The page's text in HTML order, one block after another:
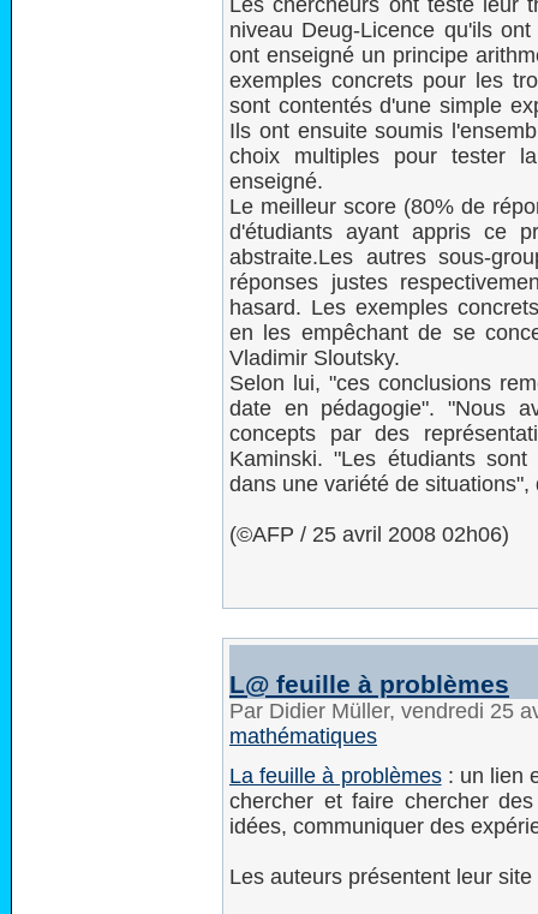
Les chercheurs ont testé leur
niveau Deug-Licence qu'ils
ont enseigné un principe
exemples concrets pour les
sont contentés d'une simple
Ils ont ensuite soumis
choix multiples pour tester
enseigné.
Le meilleur score (80% de
d'étudiants ayant appris ce
abstraite.Les autres sous-
réponses justes
hasard. Les exemples
en les empêchant de se
Vladimir Sloutsky.
Selon lui, "ces conclusions
date en pédagogie". "Nous
concepts par des
Kaminski. "Les étudiants
dans une variété de situations",
(©AFP / 25 avril 2008 02h06)
L@ feuille à problèmes
Par Didier Müller, vendredi 25
mathématiques
La feuille à problèmes: un lien
chercher et faire chercher
idées, communiquer des
Les auteurs présentent leur site